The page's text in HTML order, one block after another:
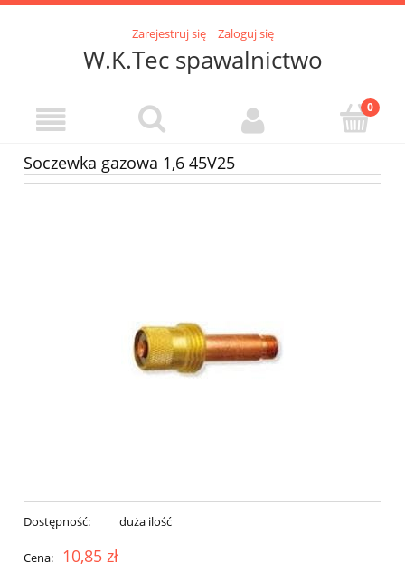
Zarejestruj się Zaloguj się
W.K.Tec spawalnictwo
Soczewka gazowa 1,6 45V25
Dostępność: duża ilość
Cena: 10,85 zł